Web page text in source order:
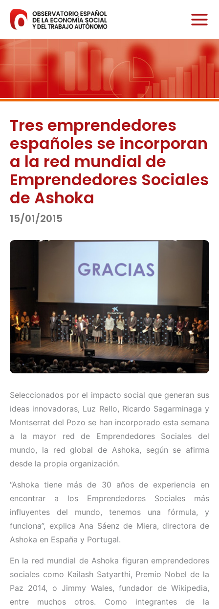
contenido
Tres emprendedores
españoles se incorporan
a la red mundial de
Emprendedores Sociales
de Ashoka
15/01/2015
Seleccionados por el impacto social que generan sus
ideas innovadoras, Luz Rello, Ricardo Sagarminaga y
Montserrat del Pozo se han incorporado esta semana
a la mayor red de Emprendedores Sociales del
mundo, la red global de Ashoka, según se afirma
desde la propia organización.
“Ashoka tiene más de 30 años de experiencia en
encontrar a los Emprendedores Sociales más
influyentes del mundo, tenemos una fórmula, y
funciona”, explica Ana Sáenz de Miera, directora de
Ashoka en España y Portugal.
En la red mundial de Ashoka figuran emprendedores
sociales como Kailash Satyarthi, Premio Nobel de la
Paz 2014, o Jimmy Wales, fundador de Wikipedia,
entre muchos otros. Como integrantes de la